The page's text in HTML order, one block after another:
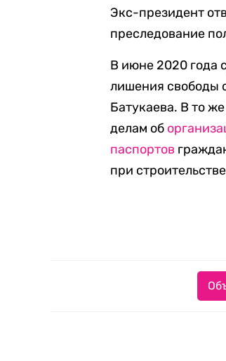
Экс-президент
преследование
В июне 2020 года
лишения свободы
Батукаева. В то
делам об
паспортов
при